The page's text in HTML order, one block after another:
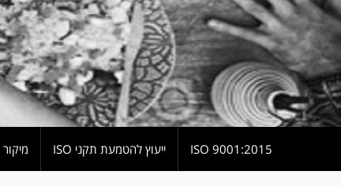
9001:2015 ISO ייעוץ להטמעת תקני ISO